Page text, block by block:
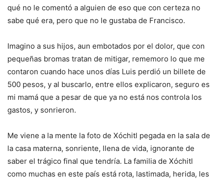
qué no le comentó a alguien de eso que con certeza no
sabe qué era, pero que no le gustaba de Francisco.
Imagino a sus hijos, aun embotados por el dolor, que con
pequeñas bromas tratan de mitigar, rememoro lo que me
contaron cuando hace unos días Luis perdió un billete de
500 pesos, y al buscarlo, entre ellos explicaron, seguro es
mi mamá que a pesar de que ya no está nos controla los
gastos, y sonrieron.
Me viene a la mente la foto de Xóchitl pegada en la sala de
la casa materna, sonriente, llena de vida, ignorante de
saber el trágico final que tendría. La familia de Xóchitl
como muchas en este país está rota, lastimada, herida, les